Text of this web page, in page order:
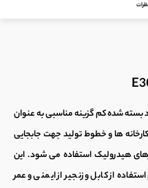
فوق با ظرفیت ۳ تن و ابعاد بسته شده کم گزینه مناسبی به عنوان
ها و خطوط تولید جهت جابجایی
هیدرولیک استفاده می شود. این
از کابل و زنجیر از ایمنی و عمر